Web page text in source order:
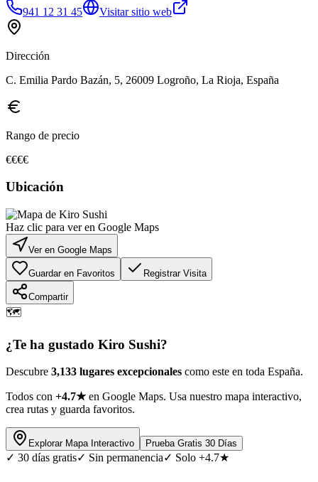
941 12 31 45 Visitar sitio web
Dirección
C. Emilia Pardo Bazán, 5, 26009 Logroño, La Rioja, España
Rango de precio
€€€€
Ubicación
Haz clic para ver en Google Maps
Ver en Google Maps
Guardar en Favoritos Registrar Visita
Compartir
🗺️
¿Te ha gustado Kiro Sushi?
Descubre 3,133 lugares excepcionales como este en toda España.
Todos con +4.7★en Google Maps. Usa nuestro mapa interactivo,
crea rutas y guarda favoritos.
Explorar Mapa Interactivo Prueba Gratis 30 Días
✓ 30 días gratis✓ Sin permanencia✓ Solo +4.7★